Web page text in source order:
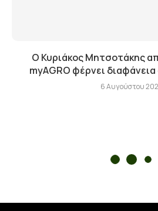
Ο Κυριάκος Μητσοτάκης
myAGRO φέρνει διαφάνεια
6 Αυγούστου